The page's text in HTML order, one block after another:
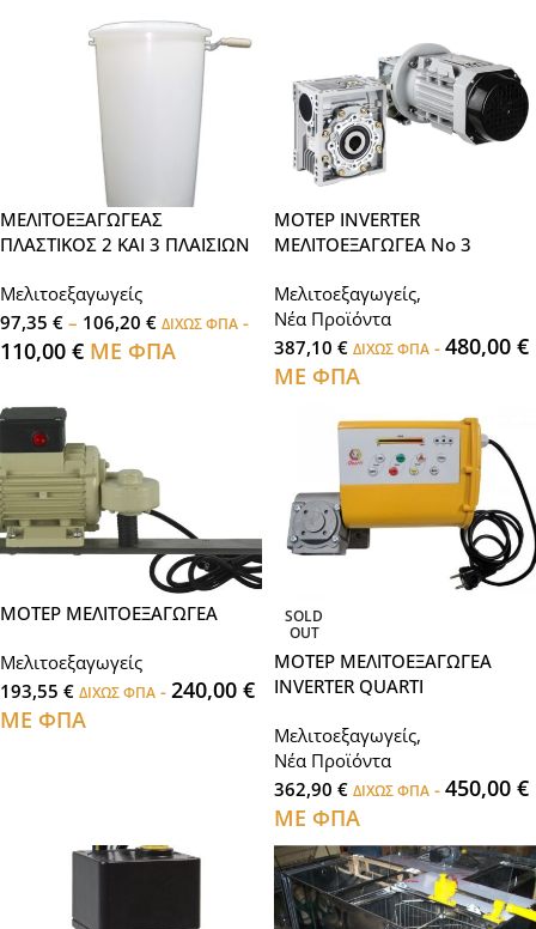
ΜΕΛΙΤΟΕΞΑΓΩΓΕΑΣ
ΠΛΑΣΤΙΚΟΣ 2 ΚΑΙ 3 ΠΛΑΙΣΙΩΝ
Μελιτοεξαγωγείς
97,35 € – 106,20 € ΔΙΧΩΣ ΦΠΑ -
110,00 € ΜΕ ΦΠΑ
ΜΟΤΕΡ INVERTER
ΜΕΛΙΤΟΕΞΑΓΩΓΕΑ Νο 3
Μελιτοεξαγωγείς,
Νέα Προϊόντα
387,10 € ΔΙΧΩΣ ΦΠΑ - 480,00 €
ΜΕ ΦΠΑ
ΜΟΤΕΡ ΜΕΛΙΤΟΕΞΑΓΩΓΕΑ
Μελιτοεξαγωγείς
193,55 € ΔΙΧΩΣ ΦΠΑ - 240,00 €
ΜΕ ΦΠΑ
SOLD
OUT
ΜΟΤΕΡ ΜΕΛΙΤΟΕΞΑΓΩΓΕΑ
INVERTER QUARTI
Μελιτοεξαγωγείς,
Νέα Προϊόντα
362,90 € ΔΙΧΩΣ ΦΠΑ - 450,00 €
ΜΕ ΦΠΑ